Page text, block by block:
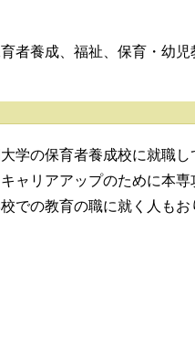
者養成、福祉、保育・幼児
学の保育者養成校に就職
ャリアアップのために本
での教育の職に就く人も